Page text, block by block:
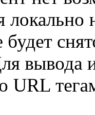
локально
будет
вывода
URL